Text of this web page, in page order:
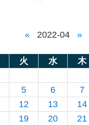
« 2022-04 »
火 水 木
5 6 7
12 13 14
19 20 21